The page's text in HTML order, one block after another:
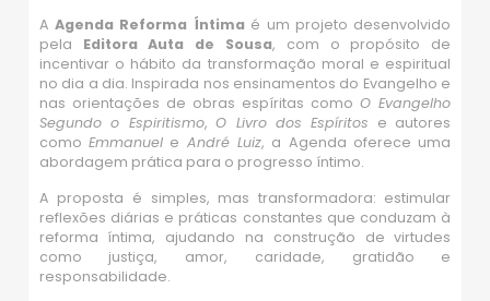
AAgenda Reforma Íntima é um projeto desenvolvido
pela Editora Auta de Sousa, com o propósito de
incentivar o hábito da transformação moral e espiritual
no dia a dia. Inspirada nos ensinamentos do Evangelho e
nas orientações de obras espíritas comoO Evangelho
Segundo o Espiritismo,O Livro dos Espíritos e autores
comoEmmanuel e André Luiz, a Agenda oferece uma
abordagem prática para o progresso íntimo.
A proposta é simples, mas transformadora: estimular
reflexões diárias e práticas constantes que conduzam à
reforma íntima, ajudando na construção de virtudes
como justiça, amor, caridade, gratidão e
responsabilidade.